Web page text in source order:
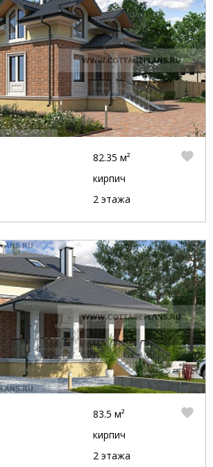
82.35 м²
кирпич
2 этажа
83.5 м²
кирпич
2 этажа